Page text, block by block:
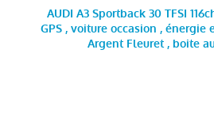
AUDI A3 Sportback 30 TFSI
GPS , voiture occasion , énergie
Argent Fleuret , boite